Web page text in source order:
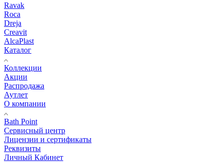
Ravak
Roca
Dreja
Creavit
AlcaPlast
Каталог
Коллекции
Акции
Распродажа
Аутлет
О компании
Bath Point
Сервисный центр
Лицензии и сертификаты
Реквизиты
Личный Кабинет